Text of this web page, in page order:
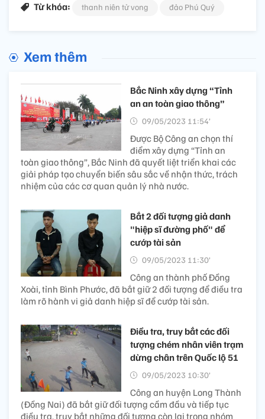
Từ khóa: thanh niên tử vong đảo Phú Quý
Xem thêm
Bắc Ninh xây dựng “Tỉnh
an an toàn giao thông”
09/05/2023 11:54’
Được Bộ Công an chọn thí
điểm xây dựng “Tỉnh an
toàn giao thông”, Bắc Ninh đã quyết liệt triển khai các
giải pháp tạo chuyển biến sâu sắc về nhận thức, trách
nhiệm của các cơ quan quản lý nhà nước.
Bắt 2 đối tượng giả danh
"hiệp sĩ đường phố" để
cướp tài sản
09/05/2023 11:30’
Công an thành phố Đồng
Xoài, tỉnh Bình Phước, đã bắt giữ 2 đối tượng để điều tra
làm rõ hành vi giả danh hiệp sĩ để cướp tài sản.
Điều tra, truy bắt các đối
tượng chém nhân viên trạm
dừng chân trên Quốc lộ 51
09/05/2023 10:30’
Công an huyện Long Thành
(Đồng Nai) đã bắt giữ đối tượng cầm đầu và tiếp tục
điều tra, truy bắt những đối tượng còn lại trong nhóm